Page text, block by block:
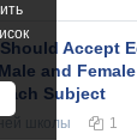
Accept
and Female
Subject
школы 1